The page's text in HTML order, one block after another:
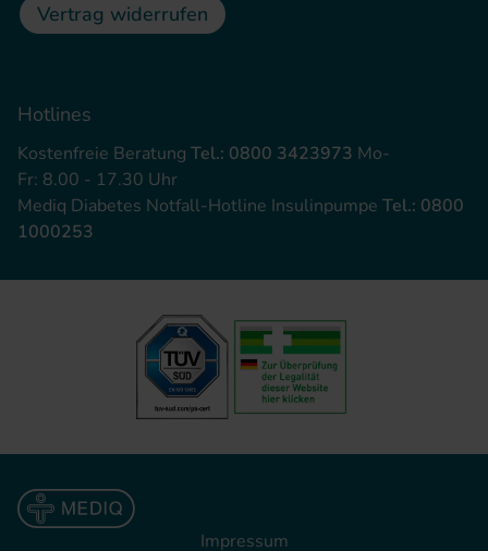
Vertrag widerrufen
Hotlines
Kostenfreie Beratung Tel.: 0800 3423973 Mo-
Fr: 8.00 - 17.30 Uhr
Mediq Diabetes Notfall-Hotline Insulinpumpe Tel.: 0800
1000253
Impressum